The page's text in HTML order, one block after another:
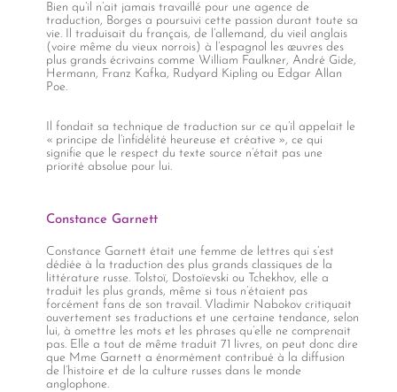
Bien qu’il n’ait jamais travaillé pour une agence de
traduction, Borges a poursuivi cette passion durant toute sa
vie. Il traduisait du français, de l’allemand, du vieil anglais
(voire même du vieux norrois) à l’espagnol les œuvres des
plus grands écrivains comme William Faulkner, André Gide,
Hermann, Franz Kafka, Rudyard Kipling ou Edgar Allan
Poe.
Il fondait sa technique de traduction sur ce qu’il appelait le
« principe de l’infidélité heureuse et créative », ce qui
signifie que le respect du texte source n’était pas une
priorité absolue pour lui.
Constance Garnett
Constance Garnett était une femme de lettres qui s’est
dédiée à la traduction des plus grands classiques de la
littérature russe. Tolstoï, Dostoïevski ou Tchekhov, elle a
traduit les plus grands, même si tous n’étaient pas
forcément fans de son travail. Vladimir Nabokov critiquait
ouvertement ses traductions et une certaine tendance, selon
lui, à omettre les mots et les phrases qu’elle ne comprenait
pas. Elle a tout de même traduit 71 livres, on peut donc dire
que Mme Garnett a énormément contribué à la diffusion
de l’histoire et de la culture russes dans le monde
anglophone.